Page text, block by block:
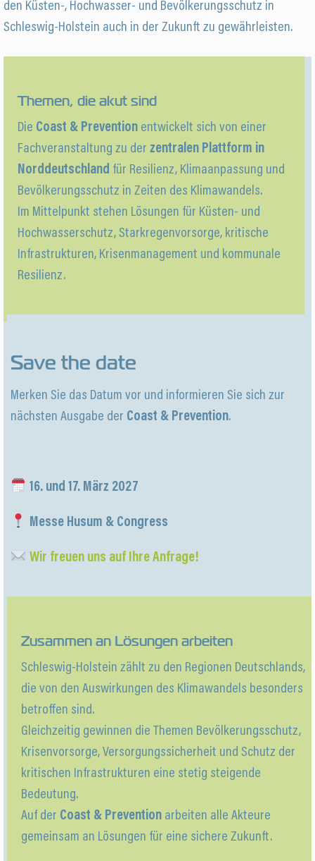
den Küsten-, Hochwasser- und Bevölkerungsschutz in
Schleswig-Holstein auch in der Zukunft zu gewährleisten.
Themen, die akut sind
Die Coast & Prevention entwickelt sich von einer
Fachveranstaltung zu der zentralen Plattform in
Norddeutschland für Resilienz, Klimaanpassung und
Bevölkerungsschutz in Zeiten des Klimawandels.
Im Mittelpunkt stehen Lösungen für Küsten- und
Hochwasserschutz, Starkregenvorsorge, kritische
Infrastrukturen, Krisenmanagement und kommunale
Resilienz.
Save the date
Merken Sie das Datum vor und informieren Sie sich zur
nächsten Ausgabe der Coast & Prevention.
16. und 17. März 2027
Messe Husum & Congress
Wir freuen uns auf Ihre Anfrage!
Zusammen an Lösungen arbeiten
Schleswig-Holstein zählt zu den Regionen Deutschlands,
die von den Auswirkungen des Klimawandels besonders
betroffen sind.
Gleichzeitig gewinnen die Themen Bevölkerungsschutz,
Krisenvorsorge, Versorgungssicherheit und Schutz der
kritischen Infrastrukturen eine stetig steigende
Bedeutung.
Auf der Coast & Prevention arbeiten alle Akteure
gemeinsam an Lösungen für eine sichere Zukunft.